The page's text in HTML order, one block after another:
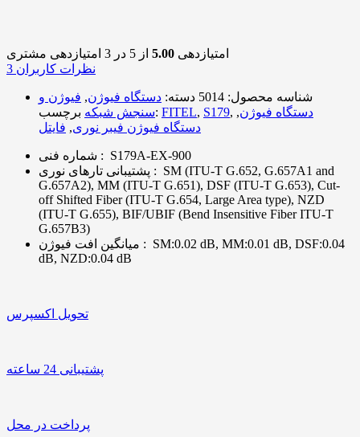
امتیازدهی 5.00 از 5 در 3 امتیازدهی مشتری
3 نظرات کاربران
شناسه محصول: 5014 دسته: دستگاه فیوژن, فیوژن و
سنجش شبکهبرچسب: FITEL, S179, دستگاه فیوژن,
دستگاه فیوژن فیبر نوری, فایتل
شماره فنی : S179A-EX-900
پشتیبانی تارهای نوری : SM (ITU-T G.652, G.657A1 and
G.657A2), MM (ITU-T G.651), DSF (ITU-T G.653), Cut-
off Shifted Fiber (ITU-T G.654, Large Area type), NZD
(ITU-T G.655), BIF/UBIF (Bend Insensitive Fiber ITU-T
G.657B3)
میانگین افت فیوژن : SM:0.02 dB, MM:0.01 dB, DSF:0.04
dB, NZD:0.04 dB
تحویل اکسپرس
پشتیبانی 24 ساعته
پرداخت در محل